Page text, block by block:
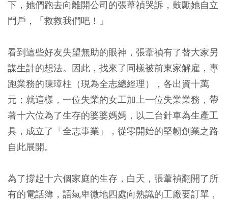
下，她們跑去向離開公司的張葦禎哭訴，鼓勵她自立
門戶，「救救我們吧！」
看到這些好友失望無助的眼神，張葦禎有了替大家另
謀生計的想法。因此，找來了同樣被前東家解雇，專
跑業務的陳璋柱（現為全志總經理），各出資十萬
元；就這樣，一位失業的女工加上一位失業業務，帶
著十六位為了生存的婆婆媽媽，以二台針車為生產工
具，成立了「全志事業」，從零開始的堅韌創業之路
自此展開。
為了撐起十六個家庭的生存，白天，張葦禎翻開了所
有的電話簿，語氣卑微地四處向熟識的工廠要訂單，